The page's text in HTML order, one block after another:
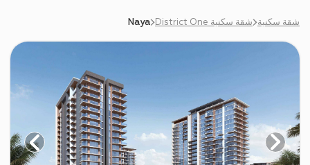
شقة سكنية شقة سكنية District One Naya